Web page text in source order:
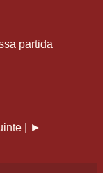
partida
| ►